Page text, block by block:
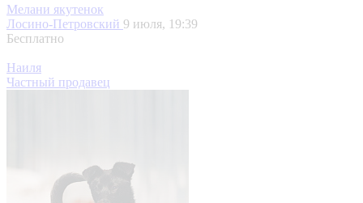
Мелани якутенок
Лосино-Петровский 9 июля, 19:39
Бесплатно
Наиля
Частный продавец